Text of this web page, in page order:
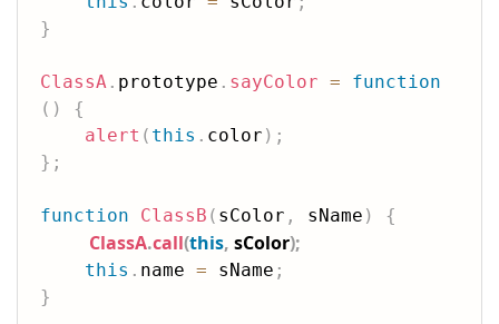
}
ClassA . prototype . sayColor =
function
( )
{
alert ( this . color ) ;
} ;
function ClassB ( sColor , sName ) {
ClassA.call(this, sColor);
this . name = sName ;
}